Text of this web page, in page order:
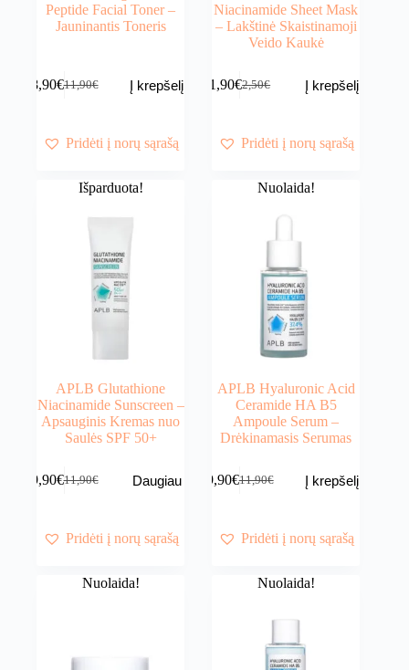
Peptide Facial Toner –
Jauninantis Toneris
11,90€
Original
11,90€.
8,90€Current
8,90€.
Į krepšelį
Pridėti į norų sąrašą
Niacinamide Sheet Mask
– Lakštinė Skaistinamoji
Veido Kaukė
2,50€
Original
2,50€.
1,90€Current
1,90€.
Į krepšelį
Pridėti į norų sąrašą
Išparduota!
APLB Glutathione
Niacinamide Sunscreen –
Apsauginis Kremas nuo
Saulės SPF 50+
11,90€
Original
11,90€.
9,90€Current
9,90€.
Daugiau
Pridėti į norų sąrašą
Nuolaida!
APLB Hyaluronic Acid
Ceramide HA B5
Ampoule Serum –
Drėkinamasis Serumas
11,90€
Original
11,90€.
9,90€Current
9,90€.
Į krepšelį
Pridėti į norų sąrašą
Nuolaida! Nuolaida!